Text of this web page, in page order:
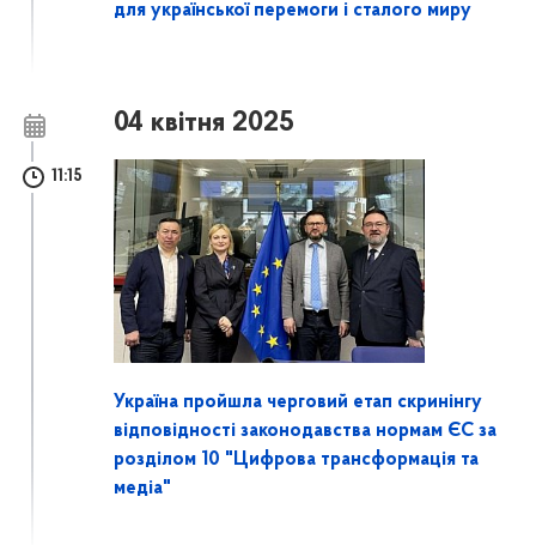
для української перемоги і сталого миру
04 квітня 2025
11:15
Україна пройшла черговий етап скринінгу
відповідності законодавства нормам ЄС за
розділом 10 "Цифрова трансформація та
медіа"